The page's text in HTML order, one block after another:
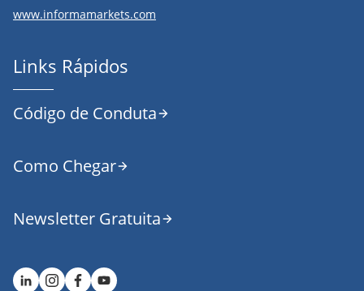
www.informamarkets.com
Links Rápidos
Código de Conduta
Como Chegar
Newsletter Gratuita